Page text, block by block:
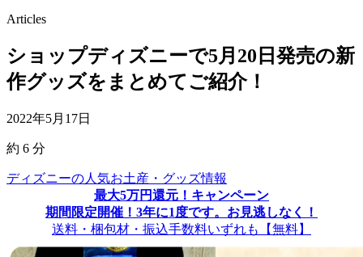
Articles
ショップディズニーで5月20日発売の新
作グッズをまとめてご紹介！
2022年5月17日
約 6 分
ディズニーの人気お土産・グッズ情報
最大5万円還元！キャンペーン
期間限定開催！3年に1度です。お見逃しなく！
送料・梱包材・振込手数料いずれも【無料】